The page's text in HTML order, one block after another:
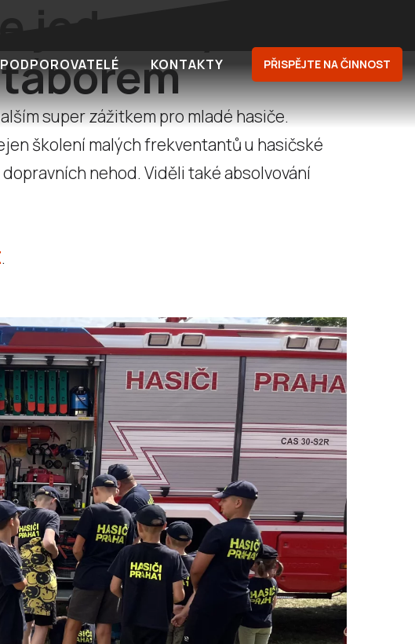
PODPOROVATELÉ KONTAKTY PŘISPĚJTE NA ČINNOST
super zážitkem pro mladé hasiče.
školení malých frekventantů u hasičské
nehod. Viděli také absolvování
.